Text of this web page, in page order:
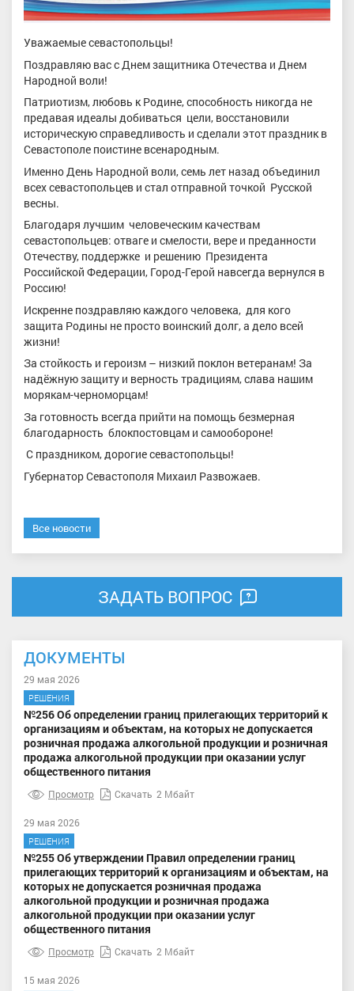
Уважаемые севастопольцы!
Поздравляю вас с Днем защитника Отечества и Днем
Народной воли!
Патриотизм, любовь к Родине, способность никогда не
предавая идеалы добиваться цели, восстановили
историческую справедливость и сделали этот праздник в
Севастополе поистине всенародным.
Именно День Народной воли, семь лет назад объединил
всех севастопольцев и стал отправной точкой Русской
весны.
Благодаря лучшим человеческим качествам
севастопольцев: отваге и смелости, вере и преданности
Отечеству, поддержке и решению Президента
Российской Федерации, Город-Герой навсегда вернулся в
Россию!
Искренне поздравляю каждого человека, для кого
защита Родины не просто воинский долг, а дело всей
жизни!
За стойкость и героизм – низкий поклон ветеранам! За
надёжную защиту и верность традициям, слава нашим
морякам-черноморцам!
За готовность всегда прийти на помощь безмерная
благодарность блокпостовцам и самообороне!
С праздником, дорогие севастопольцы!
Губернатор Севастополя Михаил Развожаев.
Все новости
ЗАДАТЬ ВОПРОС
ДОКУМЕНТЫ
29 мая 2026
РЕШЕНИЯ
№256 Об определении границ прилегающих территорий к
организациям и объектам, на которых не допускается
розничная продажа алкогольной продукции и розничная
продажа алкогольной продукции при оказании услуг
общественного питания
Просмотр Скачать 2 Мбайт
29 мая 2026
РЕШЕНИЯ
№255 Об утверждении Правил определении границ
прилегающих территорий к организациям и объектам, на
которых не допускается розничная продажа
алкогольной продукции и розничная продажа
алкогольной продукции при оказании услуг
общественного питания
Просмотр Скачать 2 Мбайт
15 мая 2026